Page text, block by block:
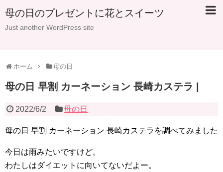
母の日のプレゼントに花とスイーツ
Just another WordPress site
ホーム 母の日
母の日 早割 カーネーション 長崎カステラ |
2022/6/2 母の日
母の日 早割 カーネーション 長崎カステラを調べてみました
今日は雨みたいですけど。
わたしはダイエットに向いてないだよー。